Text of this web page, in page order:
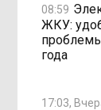
08:59
ЖКУ:
года
17:03,